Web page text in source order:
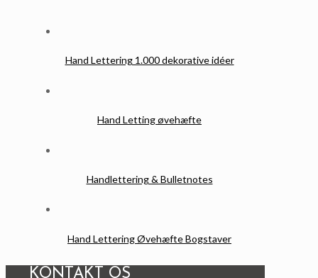
Hand Lettering 1.000 dekorative idéer
Hand Letting øvehæfte
Handlettering & Bulletnotes
Hand Lettering Øvehæfte Bogstaver
KONTAKT OS